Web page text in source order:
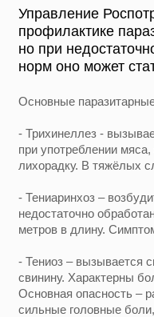
Управление
профилактике
но при
норм оно может
Основные
- Трихинеллез -
при употреблении
лихорадку. В тяжёлых
- Тениаринхоз –
недостаточно
метров в длину.
- Тениоз – вызывается
свинину. Характерны
Основная опасность –
сильные головные